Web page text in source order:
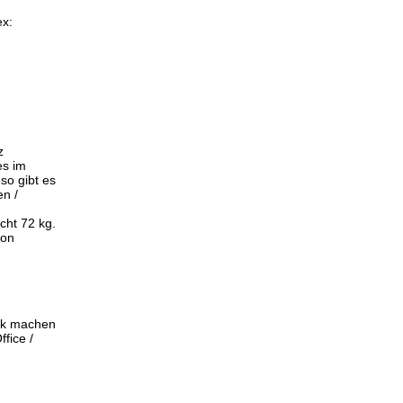
im
gibt es
/
72 kg.
machen
/